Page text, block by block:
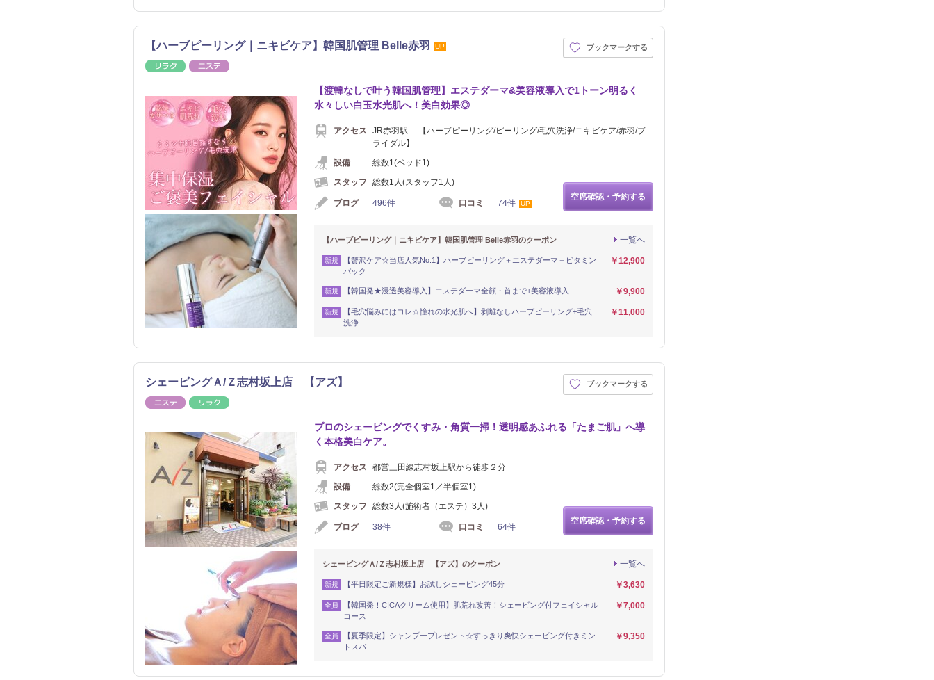
【ハーブピーリング｜ニキビケア】韓国肌管理 Belle赤羽 UP
リラク
ブックマークする
【渡韓なしで叶う韓国肌管理】エステダーマ&美容液導入で1トーン明るく
水々しい白玉水光肌へ！美白効果◎
アクセス
JR赤羽駅 【ハーブピーリング/ピーリング/毛穴洗浄/ニキビケア/赤羽/ブ
ライダル】
設備
総数1(ベッド1)
スタッフ
総数1人(スタッフ1人)
ブログ 496件 口コミ 74件 UP
空席確認・予約する
一覧へ
【ハーブピーリング｜ニキビケア】韓国肌管理 Belle赤羽のクーポン
新規
【贅沢ケア☆当店人気No.1】ハーブピーリング＋エステダーマ＋ビタミン
パック
￥12,900
新規 【韓国発★浸透美容導入】エステダーマ全顔・首まで+美容液導入 ￥9,900
新規
【毛穴悩みにはコレ☆憧れの水光肌へ】剥離なしハーブピーリング+毛穴
洗浄
￥11,000
シェービングＡ/Ｚ志村坂上店 【アズ】
エステ
ブックマークする
プロのシェービングでくすみ・角質一掃！透明感あふれる「たまご肌」へ導
く本格美白ケア。
アクセス
都営三田線志村坂上駅から徒歩２分
設備
総数2(完全個室1／半個室1)
スタッフ
総数3人(施術者（エステ）3人)
ブログ 38件 口コミ 64件
空席確認・予約する
一覧へ
シェービングＡ/Ｚ志村坂上店 【アズ】のクーポン
新規 【平日限定ご新規様】お試しシェービング45分 ￥3,630
全員
【韓国発！CICAクリーム使用】肌荒れ改善！シェービング付フェイシャル
コース
￥7,000
全員
【夏季限定】シャンプープレゼント☆すっきり爽快シェービング付きミン
トスパ
￥9,350